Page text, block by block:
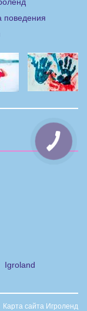
поведения
Igroland
Карта сайта Игроленд